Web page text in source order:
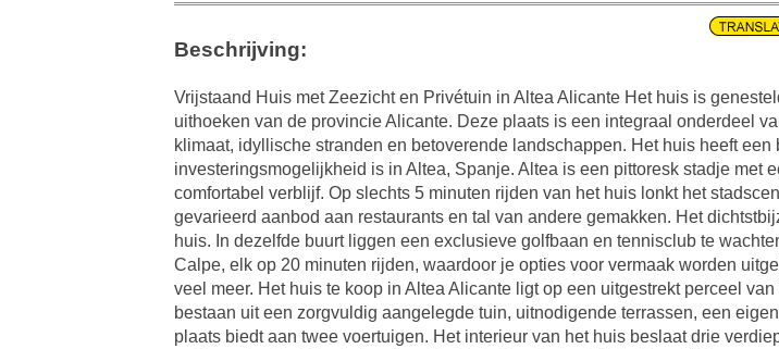
Beschrijving:
Vrijstaand Huis met Zeezicht en Privétuin in Altea Alicante Het huis is
uithoeken van de provincie Alicante. Deze plaats is een integraal onderdeel
klimaat, idyllische stranden en betoverende landschappen. Het huis heeft
investeringsmogelijkheid is in Altea, Spanje. Altea is een pittoresk stadje met
comfortabel verblijf. Op slechts 5 minuten rijden van het huis lonkt het
gevarieerd aanbod aan restaurants en tal van andere gemakken. Het
huis. In dezelfde buurt liggen een exclusieve golfbaan en tennisclub te
Calpe, elk op 20 minuten rijden, waardoor je opties voor vermaak worden
veel meer. Het huis te koop in Altea Alicante ligt op een uitgestrekt perceel
bestaan uit een zorgvuldig aangelegde tuin, uitnodigende terrassen, een
plaats biedt aan twee voertuigen. Het interieur van het huis beslaat drie